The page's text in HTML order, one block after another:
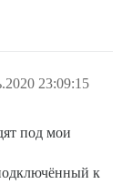
23:09:15
под мои
к